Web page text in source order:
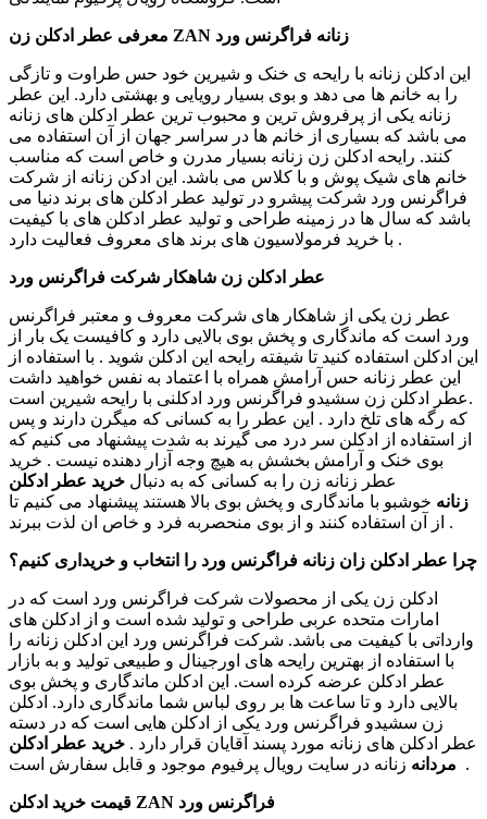
معرفی عطر ادکلن زن ZAN زنانه فراگرنس ورد
این ادکلن زنانه با رایحه ی خنک و شیرین خود حس طراوت و تازگی
را به خانم ها می دهد و بوی بسیار رویایی و بهشتی دارد. این عطر
زنانه یکی از پرفروش ترین و محبوب ترین عطر ادکلن های زنانه
می باشد که بسیاری از خانم ها در سراسر جهان از آن استفاده می
کنند. رایحه ادکلن زن زنانه بسیار مدرن و خاص است که مناسب
خانم های شیک پوش و با کلاس می باشد. این ادکن زنانه از شرکت
فراگرنس ورد شرکت پیشرو در تولید عطر ادکلن های برند دنیا می
باشد که سال ها در زمینه طراحی و تولید عطر ادکلن های با کیفیت
با خرید فرمولاسیون های برند های معروف فعالیت دارد .
عطر ادکلن زن شاهکار شرکت فراگرنس ورد
عطر زن یکی از شاهکار های شرکت معروف و معتبر فراگرنس
ورد است که ماندگاری و پخش بوی بالایی دارد و کافیست یک بار از
این ادکلن استفاده کنید تا شیفته رایحه این ادکلن شوید . با استفاده از
این عطر زنانه حس آرامش همراه با اعتماد به نفس خواهید داشت
.عطر ادکلن زن سشیدو فراگرنس ورد ادکلنی با رایحه شیرین است
که رگه های تلخ دارد . این عطر را به کسانی که میگرن دارند و پس
از استفاده از ادکلن سر درد می گیرند به شدت پیشنهاد می کنیم که
بوی خنک و آرامش بخشش به هیچ وجه آزار دهنده نیست . خرید
عطر زنانه زن را به کسانی که به دنبال خرید عطر ادکلن
زنانه خوشبو با ماندگاری و پخش بوی بالا هستند پیشنهاد می کنیم تا
از آن استفاده کنند و از بوی منحصربه فرد و خاص ان لذت ببرند .
چرا عطر ادکلن زان زنانه فراگرنس ورد را انتخاب و خریداری کنیم؟
ادکلن زن یکی از محصولات شرکت فراگرنس ورد است که در
امارات متحده عربی طراحی و تولید شده است و از ادکلن های
وارداتی با کیفیت می باشد. شرکت فراگرنس ورد این ادکلن زنانه را
با استفاده از بهترین رایحه های اورجینال و طبیعی تولید و به بازار
عطر ادکلن عرضه کرده است. این ادکلن ماندگاری و پخش بوی
بالایی دارد و تا ساعت ها بر روی لباس شما ماندگاری دارد. ادکلن
زن سشیدو فراگرنس ورد یکی از ادکلن هایی است که در دسته
عطر ادکلن های زنانه مورد پسند آقایان قرار دارد . خرید عطر ادکلن
مردانه زنانه در سایت رویال پرفیوم موجود و قابل سفارش است .